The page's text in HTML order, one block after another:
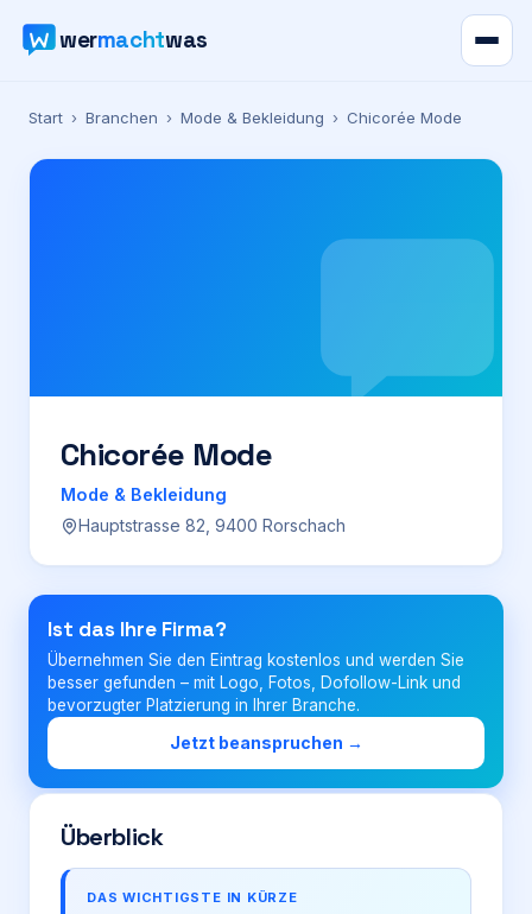
wermachtwas
Verzeichnis
Karte
Preise
Für Firmen
Login
Firma eintragen
Start › Branchen › Mode & Bekleidung › Chicorée Mode
Chicorée Mode
Mode & Bekleidung
Hauptstrasse 82, 9400 Rorschach
Ist das Ihre Firma?
Übernehmen Sie den Eintrag kostenlos und werden Sie
besser gefunden – mit Logo, Fotos, Dofollow-Link und
bevorzugter Platzierung in Ihrer Branche.
Jetzt beanspruchen →
Überblick
DAS WICHTIGSTE IN KÜRZE